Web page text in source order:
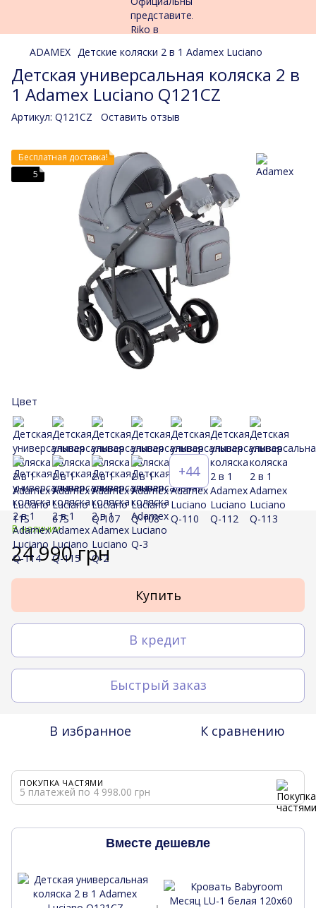
ADAMEX Детские коляски 2 в 1 Adamex Luciano
Детская универсальная коляска 2 в
1 Adamex Luciano Q121CZ
Артикул: Q121CZ Оставить отзыв
Бесплатная доставка!
5
Цвет
+44
В наличии
24 990 грн
Купить
В кредит
Быстрый заказ
В избранное К сравнению
ПОКУПКА ЧАСТЯМИ
5 платежей по 4 998.00 грн
Вместе дешевле